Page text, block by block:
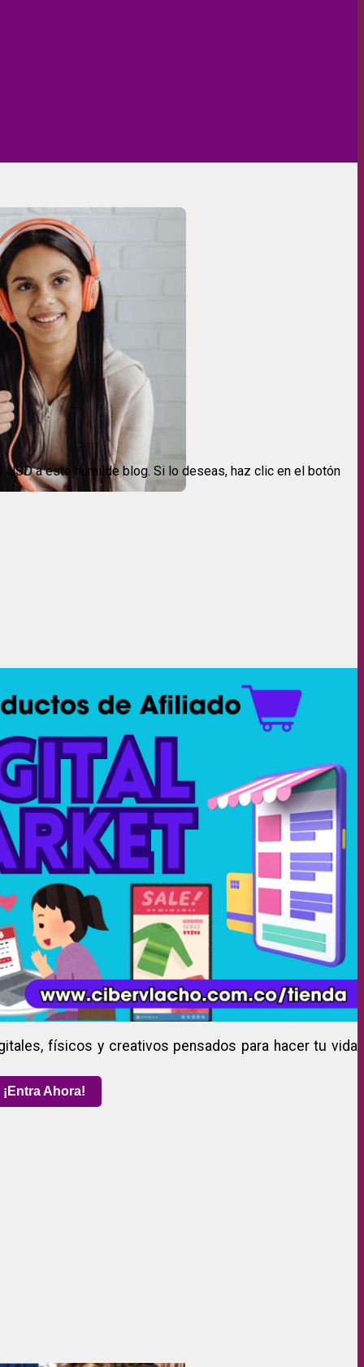
USD a este humilde blog. Si lo deseas, haz clic en el botón
físicos y creativos pensados para hacer tu vida
¡Entra Ahora!